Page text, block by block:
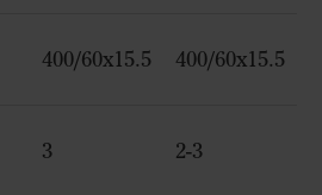
400/60x15.5 400/60x15.5
3 2-3